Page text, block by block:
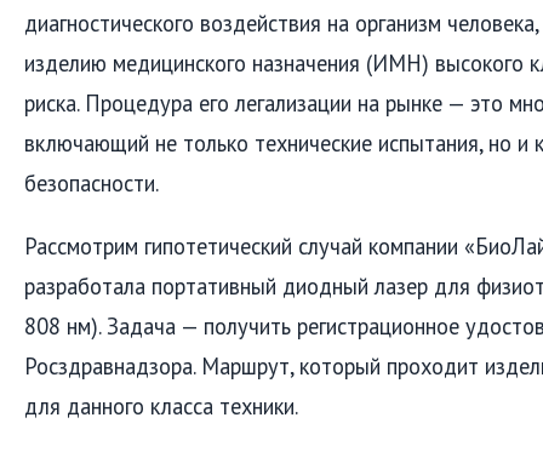
диагностического воздействия на организм
изделию медицинского назначения (ИМН) высокого
риска. Процедура его легализации на рынке — это
включающий не только технические испытания, но и
безопасности.
Рассмотрим гипотетический случай компании
разработала портативный диодный лазер для
808 нм). Задача — получить регистрационное
Росздравнадзора. Маршрут, который проходит
для данного класса техники.